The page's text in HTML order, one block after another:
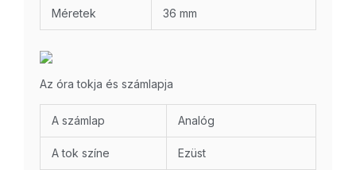
Méretek 36 mm
Az óra tokja és számlapja
A számlap Analóg
A tok színe Ezüst